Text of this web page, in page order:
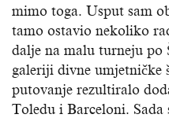
mimo toga. Usput sam
tamo ostavio nekoliko
dalje na malu turneju po
galeriji divne umjetničke
putovanje rezultiralo
Toledu i Barceloni.